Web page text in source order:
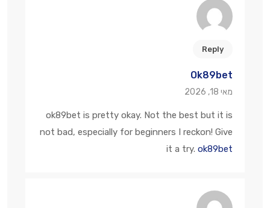
Reply
Ok89bet
מאי 18, 2026
ok89bet is pretty okay. Not the best but it is
not bad, especially for beginners I reckon! Give
it a try. ok89bet